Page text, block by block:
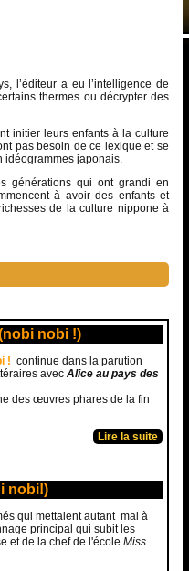
l’éditeur a eu l’intelligence de
thermes ou décrypter des
initier leurs enfants à la culture
pas besoin de ce lexique et se
idéogrammes japonais.
générations qui ont grandi en
à avoir des enfants et
de la culture nippone à
nobi !)
! continue dans la parution
avec Alice au pays des
des œuvres phares de la fin
Lire la suite
nobi!)
qui mettaient autant mal à
principal qui subit les
et de la chef de l'école Miss